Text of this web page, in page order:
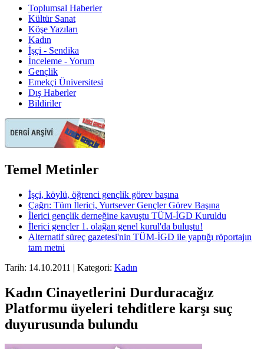
Toplumsal Haberler
Kültür Sanat
Köşe Yazıları
Kadın
İşçi - Sendika
İnceleme - Yorum
Gençlik
Emekçi Üniversitesi
Dış Haberler
Bildiriler
Temel Metinler
İşçi, köylü, öğrenci gençlik görev başına
Çağrı: Tüm İlerici, Yurtsever Gençler Görev Başına
İlerici gençlik derneğine kavuştu TÜM-İGD Kuruldu
İlerici gençler 1. olağan genel kurul'da buluştu!
Alternatif süreç gazetesi'nin TÜM-İGD ile yaptığı röportajın
tam metni
Tarih: 14.10.2011 | Kategori: Kadın
Kadın Cinayetlerini Durduracağız
Platformu üyeleri tehditlere karşı suç
duyurusunda bulundu